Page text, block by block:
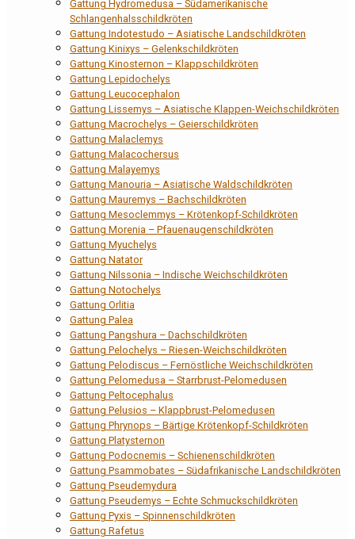
Gattung Hydromedusa – Südamerikanische
Schlangenhalsschildkröten
Gattung Indotestudo – Asiatische Landschildkröten
Gattung Kinixys – Gelenkschildkröten
Gattung Kinosternon – Klappschildkröten
Gattung Lepidochelys
Gattung Leucocephalon
Gattung Lissemys – Asiatische Klappen-Weichschildkröten
Gattung Macrochelys – Geierschildkröten
Gattung Malaclemys
Gattung Malacochersus
Gattung Malayemys
Gattung Manouria – Asiatische Waldschildkröten
Gattung Mauremys – Bachschildkröten
Gattung Mesoclemmys – Krötenkopf-Schildkröten
Gattung Morenia – Pfauenaugenschildkröten
Gattung Myuchelys
Gattung Natator
Gattung Nilssonia – Indische Weichschildkröten
Gattung Notochelys
Gattung Orlitia
Gattung Palea
Gattung Pangshura – Dachschildkröten
Gattung Pelochelys – Riesen-Weichschildkröten
Gattung Pelodiscus – Fernöstliche Weichschildkröten
Gattung Pelomedusa – Starrbrust-Pelomedusen
Gattung Peltocephalus
Gattung Pelusios – Klappbrust-Pelomedusen
Gattung Phrynops – Bärtige Krötenkopf-Schildkröten
Gattung Platysternon
Gattung Podocnemis – Schienenschildkröten
Gattung Psammobates – Südafrikanische Landschildkröten
Gattung Pseudemydura
Gattung Pseudemys – Echte Schmuckschildkröten
Gattung Pyxis – Spinnenschildkröten
Gattung Rafetus